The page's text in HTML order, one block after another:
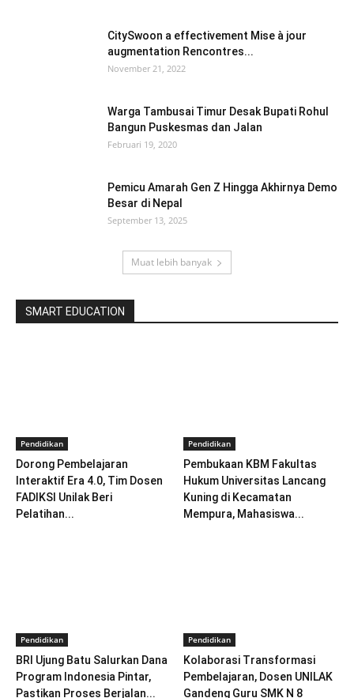
CitySwoon a effectivement Mise à jour
augmentation Rencontres...
November 21, 2022
Warga Tambusai Timur Desak Bupati Rohul
Bangun Puskesmas dan Jalan
Februari 19, 2020
Pemicu Amarah Gen Z Hingga Akhirnya Demo
Besar di Nepal
September 13, 2025
Muat lebih banyak
SMART EDUCATION
Pendidikan
Dorong Pembelajaran
Interaktif Era 4.0, Tim Dosen
FADIKSI Unilak Beri
Pelatihan...
Pendidikan
Pembukaan KBM Fakultas
Hukum Universitas Lancang
Kuning di Kecamatan
Mempura, Mahasiswa...
Pendidikan
BRI Ujung Batu Salurkan Dana
Program Indonesia Pintar,
Pastikan Proses Berjalan...
Pendidikan
Kolaborasi Transformasi
Pembelajaran, Dosen UNILAK
Gandeng Guru SMK N 8